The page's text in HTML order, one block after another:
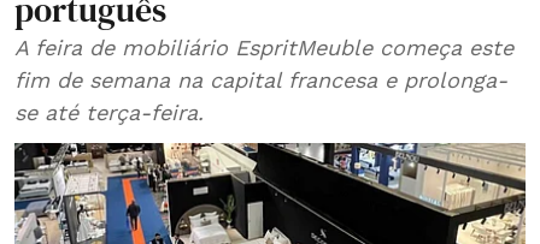
português
A feira de mobiliário EspritMeuble começa este
fim de semana na capital francesa e prolonga-
se até terça-feira.